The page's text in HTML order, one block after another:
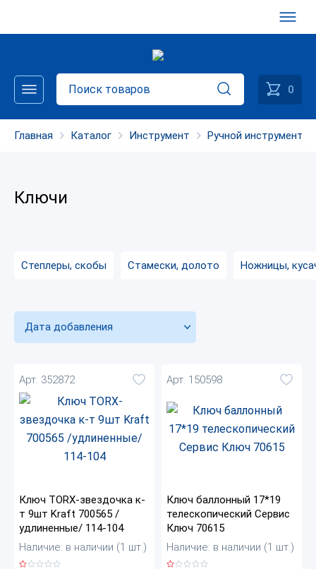
0
Главная Каталог Инструмент Ручной инструмент
Ключи
Степлеры, скобы Стамески, долото Ножницы,
Дата добавления
Арт. 352872
Ключ TORX-звездочка к-
т 9шт Kraft 700565 /
удлиненные/ 114-104
Наличие: в наличии (1 шт.)
Арт. 150598
Ключ баллонный 17*19
телескопический Сервис
Ключ 70615
Наличие: в наличии (1 шт.)